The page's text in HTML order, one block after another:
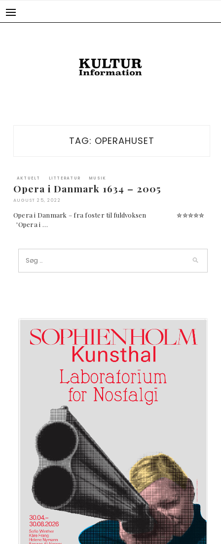
TAG: OPERAHUSET
AKTUELT LITTERATUR MUSIK
Opera i Danmark 1634 – 2005
AUGUST 25, 2022
Opera i Danmark – fra foster til fuldvoksen ✮✮✮✮✮
'Opera i …